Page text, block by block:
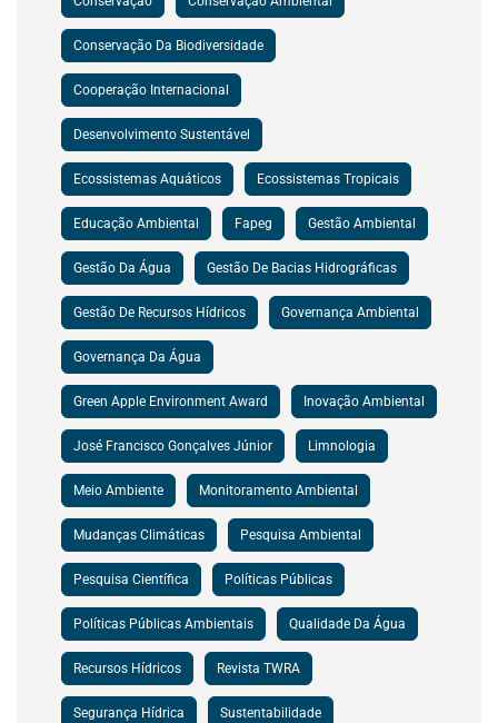
Conservação Da Biodiversidade
Cooperação Internacional
Desenvolvimento Sustentável
Ecossistemas Aquáticos Ecossistemas Tropicais
Educação Ambiental Fapeg Gestão Ambiental
Gestão Da Água Gestão De Bacias Hidrográficas
Gestão De Recursos Hídricos Governança Ambiental
Governança Da Água
Green Apple Environment Award Inovação Ambiental
José Francisco Gonçalves Júnior Limnologia
Meio Ambiente Monitoramento Ambiental
Mudanças Climáticas Pesquisa Ambiental
Pesquisa Científica Políticas Públicas
Políticas Públicas Ambientais Qualidade Da Água
Recursos Hídricos Revista TWRA
Segurança Hídrica Sustentabilidade